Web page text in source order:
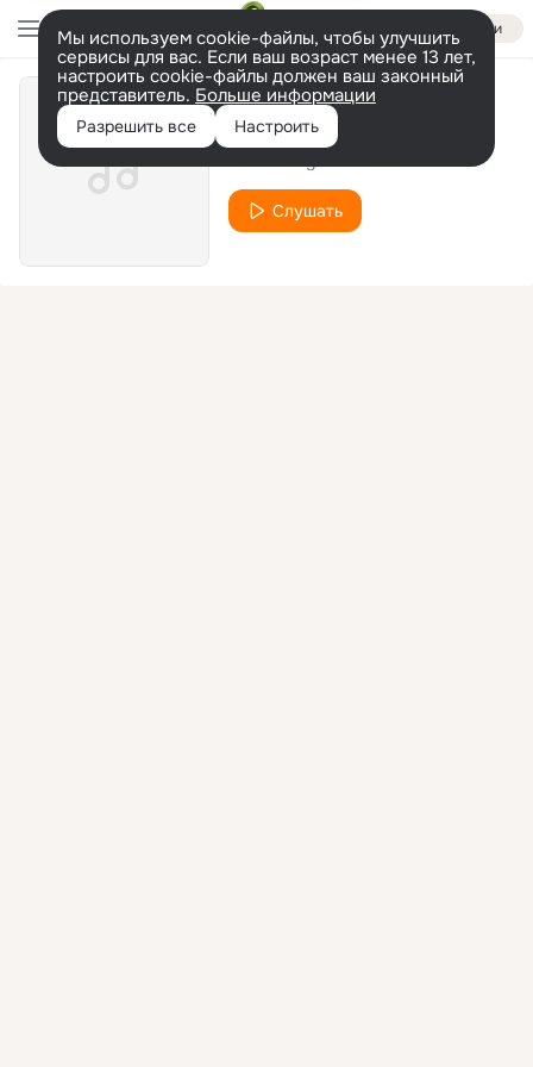
Войти
Мы используем cookie-файлы, чтобы улучшить
сервисы для вас. Если ваш возраст менее 13 лет,
настроить cookie-файлы должен ваш законный
представитель. Больше информации
Разрешить все Настроить
Zimnyaya Istoriya
Слушать